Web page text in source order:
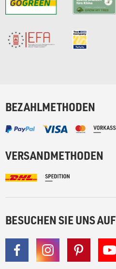
BEZAHLMETHODEN
VERSANDMETHODEN
BESUCHEN SIE UNS AUF